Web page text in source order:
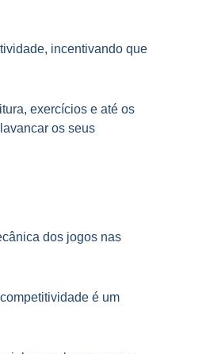
incentivando que
exercícios e até os
os seus
dos jogos nas
é um